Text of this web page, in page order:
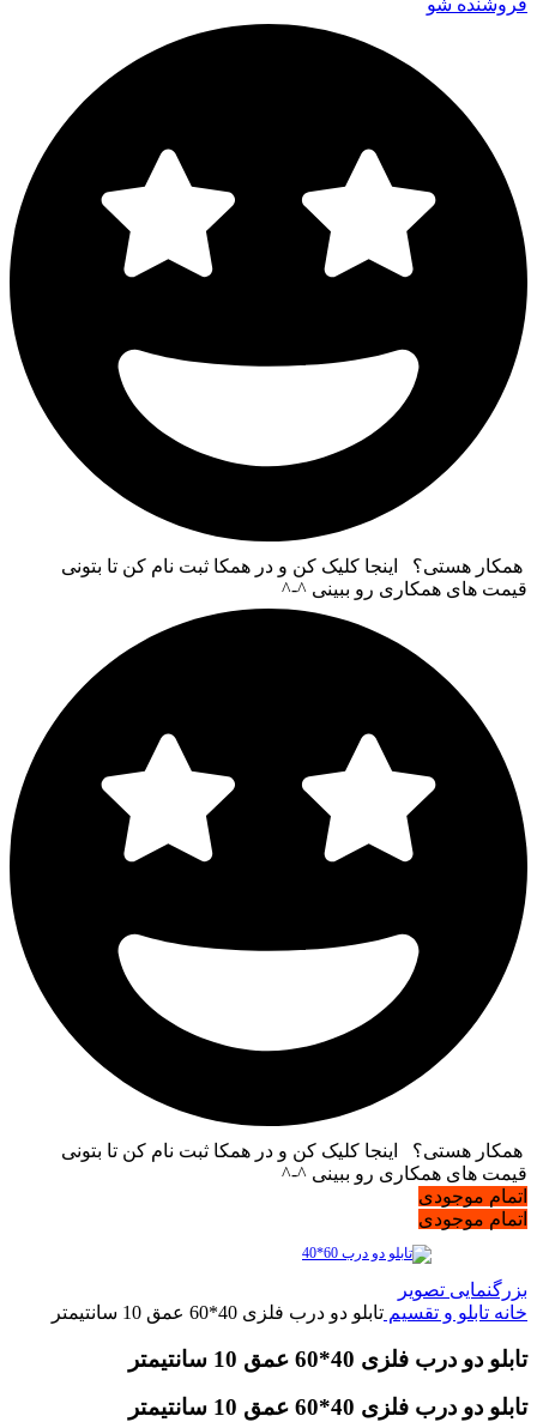
فروشنده شو
همکار هستی؟ اینجا کلیک کن و در همکا ثبت نام کن تا بتونی
قیمت های همکاری رو ببینی ^-^
همکار هستی؟ اینجا کلیک کن و در همکا ثبت نام کن تا بتونی
قیمت های همکاری رو ببینی ^-^
اتمام موجودی
اتمام موجودی
بزرگنمایی تصویر
خانه تابلو و تقسیم تابلو دو درب فلزی 40*60 عمق 10 سانتیمتر
تابلو دو درب فلزی 40*60 عمق 10 سانتیمتر
تابلو دو درب فلزی 40*60 عمق 10 سانتیمتر